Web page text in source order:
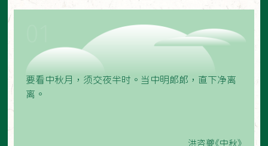
要看中秋月，须交夜半时。当中明郎郎，直下净离
离。
洪咨夔《中秋》